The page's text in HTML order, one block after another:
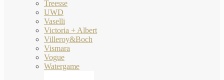
Treesse
UWD
Vaselli
Victoria + Albert
Villeroy&Boch
Vismara
Vogue
Watergame